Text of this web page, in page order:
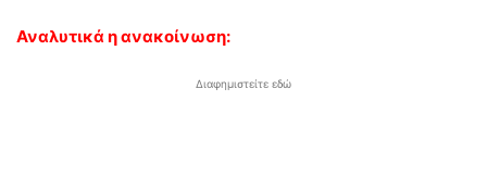
Αναλυτικά η ανακοίνωση:
Διαφημιστείτε εδώ